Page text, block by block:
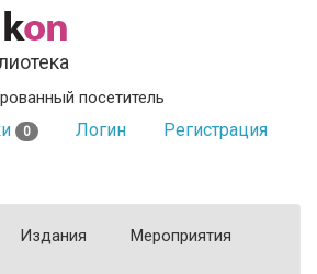
посетитель
0 Логин Регистрация
Издания Мероприятия